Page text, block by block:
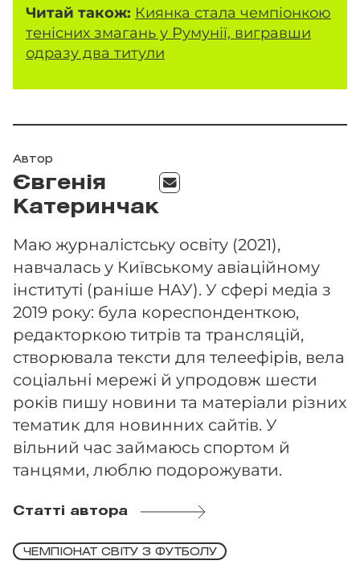
Читай також: Киянка стала чемпіонкою
тенісних змагань у Румунії, вигравши
одразу два титули
Автор
Євгенія
Катеринчак
Маю журналістську освіту (2021),
навчалась у Київському авіаційному
інституті (раніше НАУ). У сфері медіа з
2019 року: була кореспонденткою,
редакторкою титрів та трансляцій,
створювала тексти для телеефірів, вела
соціальні мережі й упродовж шести
років пишу новини та матеріали різних
тематик для новинних сайтів. У
вільний час займаюсь спортом й
танцями, люблю подорожувати.
Статті автора
ЧЕМПІОНАТ СВІТУ З ФУТБОЛУ